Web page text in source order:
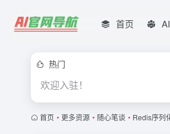
首页
热门
欢迎入驻！
首页 • 更多资源 • 随心笔谈 • Redis序列